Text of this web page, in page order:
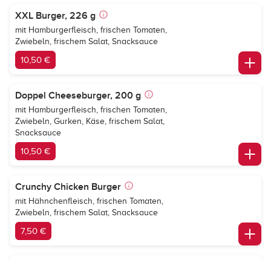
XXL Burger, 226 g
mit Hamburgerfleisch, frischen Tomaten,
Zwiebeln, frischem Salat, Snacksauce
10,50 €
Doppel Cheeseburger, 200 g
mit Hamburgerfleisch, frischen Tomaten,
Zwiebeln, Gurken, Käse, frischem Salat,
Snacksauce
10,50 €
Crunchy Chicken Burger
mit Hähnchenfleisch, frischen Tomaten,
Zwiebeln, frischem Salat, Snacksauce
7,50 €